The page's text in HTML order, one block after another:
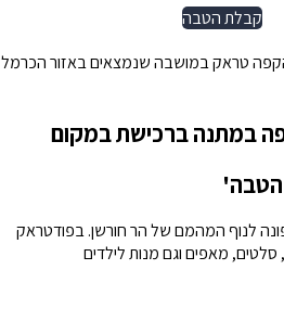
קבלת הטבה
טראק במושבה שנמצאים באזור הכרמל
קפה במתנה ברכישת במקום
הטבה'
לנוף המהמם של הר חורשן. בפודטראק
מאפים וגם מנות לילדים